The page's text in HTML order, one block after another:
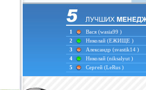
1 Вася (wasia99 )
2
Николай (ЕЖИЩЕ )
3
Александр (svastik14 )
4
Николай (niksalyut )
5
Сергей (LeRus )